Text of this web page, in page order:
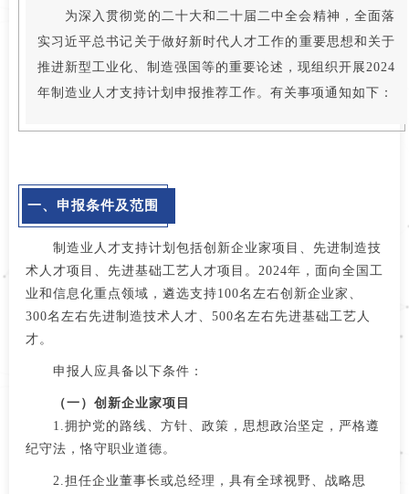
为深入贯彻党的二十大和二十届二中全会精神，全面落
实习近平总书记关于做好新时代人才工作的重要思想和关于
推进新型工业化、制造强国等的重要论述，现组织开展2024
年制造业人才支持计划申报推荐工作。有关事项通知如下：
一、申报条件及范围
制造业人才支持计划包括创新企业家项目、先进制造技
术人才项目、先进基础工艺人才项目。2024年，面向全国工
业和信息化重点领域，遴选支持100名左右创新企业家、
300名左右先进制造技术人才、500名左右先进基础工艺人
才。
申报人应具备以下条件：
（一）创新企业家项目
1.拥护党的路线、方针、政策，思想政治坚定，严格遵
纪守法，恪守职业道德。
2.担任企业董事长或总经理，具有全球视野、战略思